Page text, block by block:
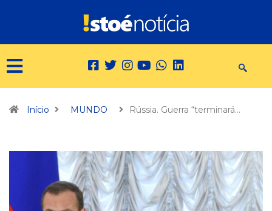
Início MUNDO Rússia. Guerra “terminará…